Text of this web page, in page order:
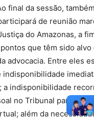
final da sessão,
de reunião
do Amazonas, a
que têm sido alvo
advocacia. Entre eles
a indisponibilidade
no Tribunal para
além da